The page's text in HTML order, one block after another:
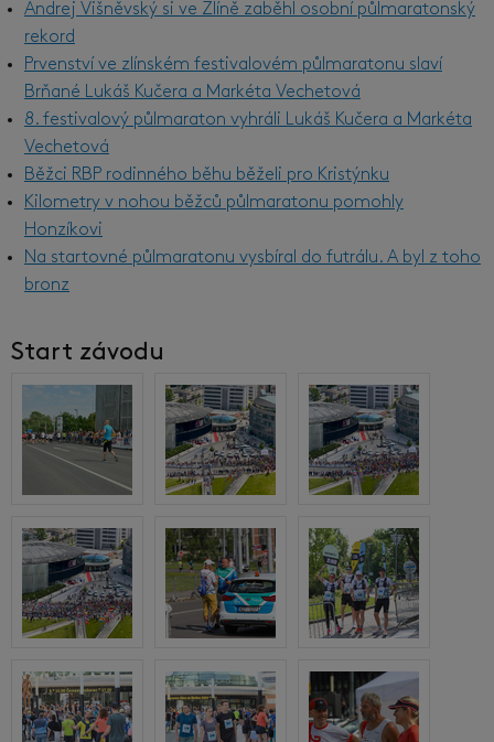
Andrej Višněvský si ve Zlíně zaběhl osobní půlmaratonský
rekord
Prvenství ve zlínském festivalovém půlmaratonu slaví
Brňané Lukáš Kučera a Markéta Vechetová
8. festivalový půlmaraton vyhráli Lukáš Kučera a Markéta
Vechetová
Běžci RBP rodinného běhu běželi pro Kristýnku
Kilometry v nohou běžců půlmaratonu pomohly
Honzíkovi
Na startovné půlmaratonu vysbíral do futrálu. A byl z toho
bronz
Start závodu